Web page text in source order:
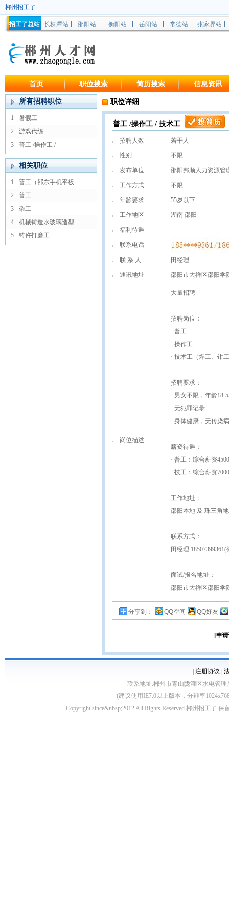
郴州招工了
招工了总站 长株潭站 邵阳站 衡阳站 岳阳站 常德站 张家界站
首页 职位搜索 简历搜索 信息资讯
所有招聘职位
1
暑假工
2
游戏代练
3
普工 /操作工 /
相关职位
1
普工（邵东手机平板
2
普工
3
杂工
4
机械铸造水玻璃造型
5
铸仵打磨工
职位详细
普工 /操作工 / 技术工
招聘人数 若干人
性别 不限
发布单位 邵阳邦顺人力资源管
工作方式 不限
年龄要求 55岁以下
工作地区 湖南 邵阳
福利待遇
联系电话
联 系 人 田经理
通讯地址 邵阳市大祥区邵阳学
岗位描述
大量招聘
招聘岗位：
· 普工
· 操作工
· 技术工（焊工、钳
招聘要求：
· 男女不限，年龄18-
· 无犯罪记录
· 身体健康，无传染
薪资待遇：
· 普工：综合薪资
· 技工：综合薪资
工作地址：
邵阳本地 及 珠三角
联系方式：
田经理
面试/报名地址：
邵阳市大祥区邵阳学
分享到： QQ空间 QQ好友
[申
注册协议
联系地址:郴州市青山陇灌区水电管理
(建议使用IE7.0以上版本，分辩率
Copyright since&nbsp;2012 All Rights Reserved 郴州招工了